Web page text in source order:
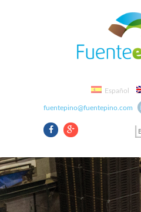
Español
fuentepino@fuentepino.com